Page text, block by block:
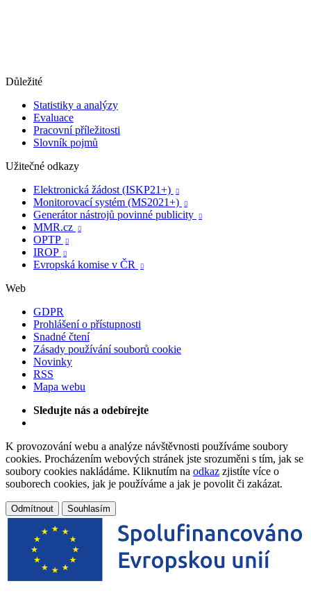
Důležité
Statistiky a analýzy
Evaluace
Pracovní příležitosti
Slovník pojmů
Užitečné odkazy
Elektronická žádost (ISKP21+)

Monitorovací systém (MS2021+) 
Generátor nástrojů povinné publicity 
MMR.cz 
OPTP 
IROP 
Evropská komise v ČR 
Web
GDPR
Prohlášení o přístupnosti
Snadné čtení
Zásady používání souborů cookie
Novinky
RSS
Mapa webu
Sledujte nás a odebírejte
K provozování webu a analýze návštěvnosti používáme soubory
cookies. Procházením webových stránek jste srozuměni s tím, jak se
soubory cookies nakládáme. Kliknutím na odkaz zjistíte více o
souborech cookies, jak je používáme a jak je povolit či zakázat.
Odmítnout Souhlasím